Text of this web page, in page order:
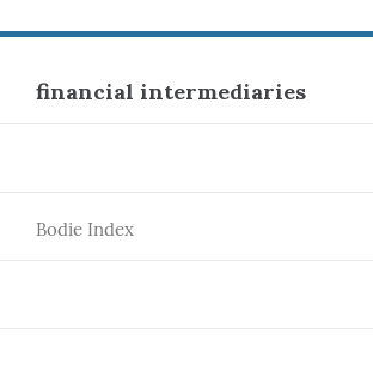
financial intermediaries
Bodie Index